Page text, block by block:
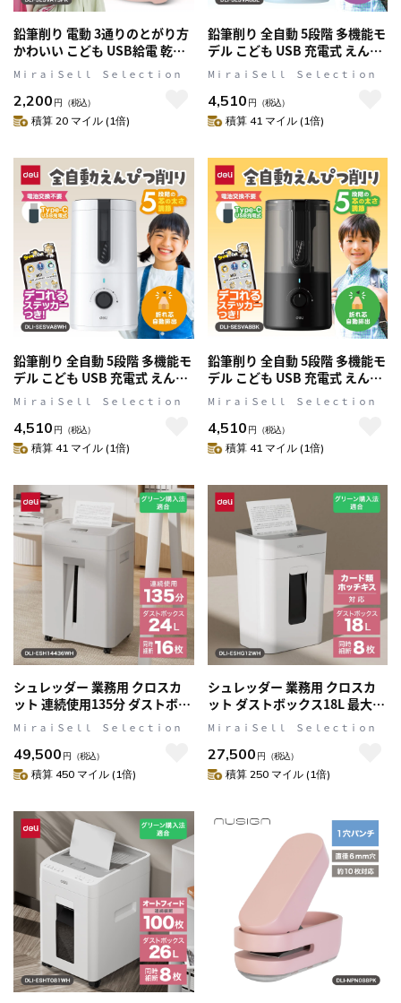
鉛筆削り 電動 3通りのとがり方
かわいい こども USB給電 乾電
池式 両対応 えんぴつ削り けず
SESVA13PK
MⅰｒａｉＳｅｌｌ Ｓｅｌｅｃｔｉｏｎ
2,200 円 （税込）
積算 20 マイル (1倍)
鉛筆削り 全自動 5段階 多機能モ
デル こども USB 充電式 えんぴ
つ削り 折れ芯自動排出 加熱時
SESVA8BL
MⅰｒａｉＳｅｌｌ Ｓｅｌｅｃｔｉｏｎ
4,510 円 （税込）
積算 41 マイル (1倍)
鉛筆削り 全自動 5段階 多機能モ
デル こども USB 充電式 えんぴ
つ削り 折れ芯自動排出 加熱時
動作ロック ホワイト DLI-
SESVA8WH
MⅰｒａｉＳｅｌｌ Ｓｅｌｅｃｔｉｏｎ
4,510 円 （税込）
積算 41 マイル (1倍)
鉛筆削り 全自動 5段階 多機能モ
デル こども USB 充電式 えんぴ
つ削り 折れ芯自動排出 加熱時
動作ロック ブラック DLI-
SESVA8BK
MⅰｒａｉＳｅｌｌ Ｓｅｌｅｃｔｉｏｎ
4,510 円 （税込）
積算 41 マイル (1倍)
シュレッダー 業務用 クロスカ
ット 連続使用135分 ダストボッ
クス24L 最大A4/16枚 ホッチキ
DLI-ESH14436WH
MⅰｒａｉＳｅｌｌ Ｓｅｌｅｃｔｉｏｎ
49,500 円 （税込）
積算 450 マイル (1倍)
シュレッダー 業務用 クロスカ
ット ダストボックス18L 最大
A4/8枚 ホッチキス クレジット
MⅰｒａｉＳｅｌｌ Ｓｅｌｅｃｔｉｏｎ
27,500 円 （税込）
積算 250 マイル (1倍)